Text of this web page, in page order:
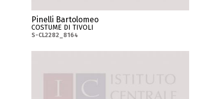
Pinelli Bartolomeo
COSTUME DI TIVOLI
S-CL2282_8164